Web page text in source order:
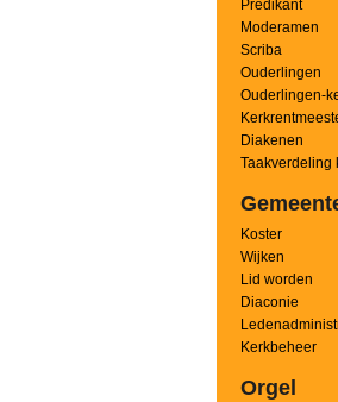
Predikant
Moderamen
Scriba
Ouderlingen
Ouderlingen-
Diakenen
Taakverdeling
Koster
Wijken
Lid worden
Diaconie
Kerkbeheer
Orgel